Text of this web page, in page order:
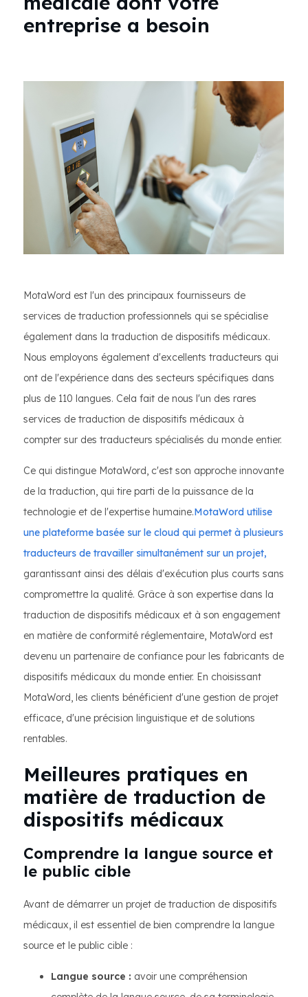
entreprise a besoin
MotaWord est l'un des principaux fournisseurs de
services de traduction professionnels qui se spécialise
également dans la traduction de dispositifs médicaux.
Nous employons également d'excellents traducteurs qui
ont de l'expérience dans des secteurs spécifiques dans
plus de 110 langues. Cela fait de nous l'un des rares
services de traduction de dispositifs médicaux à
compter sur des traducteurs spécialisés du monde entier.
Ce qui distingue MotaWord, c'est son approche innovante
de la traduction, qui tire parti de la puissance de la
technologie et de l'expertise humaine.MotaWord utilise
une plateforme basée sur le cloud qui permet à plusieurs
traducteurs de travailler simultanément sur un projet,
garantissant ainsi des délais d'exécution plus courts sans
compromettre la qualité. Grâce à son expertise dans la
traduction de dispositifs médicaux et à son engagement
en matière de conformité réglementaire, MotaWord est
devenu un partenaire de confiance pour les fabricants de
dispositifs médicaux du monde entier. En choisissant
MotaWord, les clients bénéficient d'une gestion de projet
efficace, d'une précision linguistique et de solutions
rentables.
Meilleures pratiques en
matière de traduction de
dispositifs médicaux
Comprendre la langue source et
le public cible
Avant de démarrer un projet de traduction de dispositifs
médicaux, il est essentiel de bien comprendre la langue
source et le public cible :
Langue source : avoir une compréhension